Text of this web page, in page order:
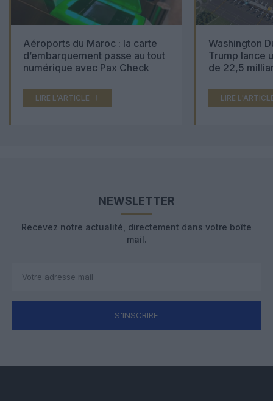
Aéroports du Maroc : la carte
d’embarquement passe au tout
numérique avec Pax Check
LIRE L'ARTICLE
Washington
Trump lance
de 22,5
LIRE
NEWSLETTER
Recevez notre actualité, directement dans votre boîte
mail.
S'INSCRIRE